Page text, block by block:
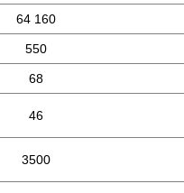
64 160
550
68
46
3500